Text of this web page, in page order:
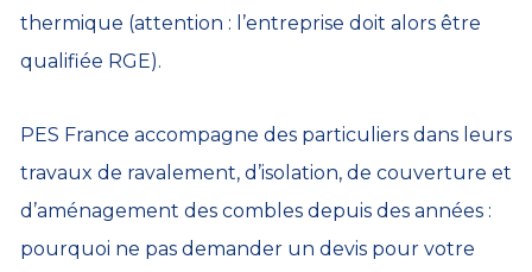
thermique (attention : l’entreprise doit alors être
qualifiée RGE).
PES France accompagne des particuliers dans leurs
travaux de ravalement, d’isolation, de couverture et
d’aménagement des combles depuis des années :
pourquoi ne pas demander un devis pour votre